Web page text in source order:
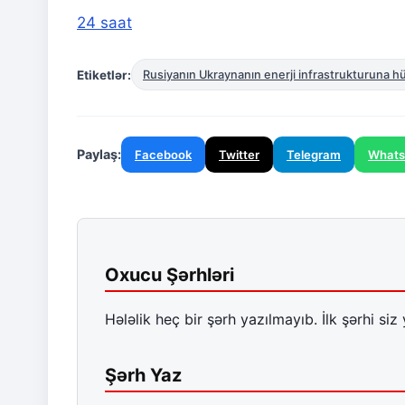
24 saat
Etiketlər: Rusiyanın Ukraynanın enerji infrastrukturuna
Paylaş: Facebook Twitter Telegram
Oxucu Şərhləri
Hələlik heç bir şərh yazılmayıb. İlk şərhi siz
Şərh Yaz